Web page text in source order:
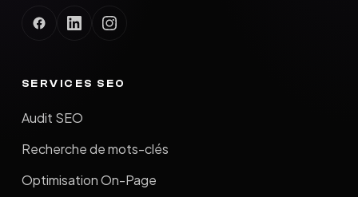
SERVICES SEO
Audit SEO
Recherche de mots-clés
Optimisation On-Page